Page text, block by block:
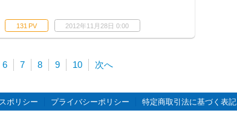
131 PV 2012年11月28日 0:00
6 7 8 9 10 次へ
ポリシー プライバシーポリシー 特定商取引法に基づく表記